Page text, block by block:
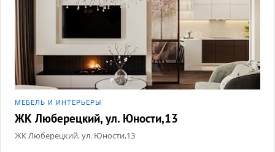
МЕБЕЛЬ И ИНТЕРЬЕРЫ
ЖК Люберецкий, ул. Юности,13
ЖК Люберецкий, ул. Юности,13